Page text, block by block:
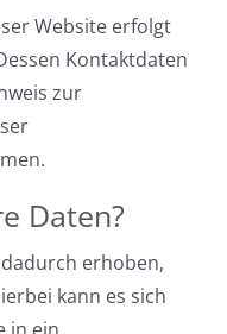
Website erfolgt
Kontaktdaten
zur
Daten?
erhoben,
kann es sich